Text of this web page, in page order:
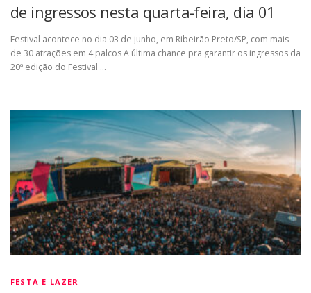
de ingressos nesta quarta-feira, dia 01
Festival acontece no dia 03 de junho, em Ribeirão Preto/SP, com mais
de 30 atrações em 4 palcos A última chance pra garantir os ingressos da
20ª edição do Festival …
FESTA E LAZER